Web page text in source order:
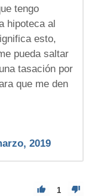
tengo
hipoteca al
esto,
pueda saltar
tasación por
que me den
2019
1